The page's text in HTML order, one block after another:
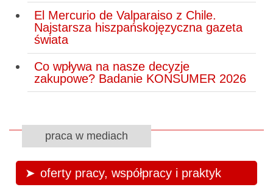
El Mercurio de Valparaiso z Chile.
Najstarsza hiszpańskojęzyczna gazeta
świata
Co wpływa na nasze decyzje
zakupowe? Badanie KONSUMER 2026
praca w mediach
oferty pracy, współpracy i praktyk